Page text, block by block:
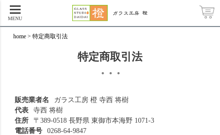
MENU
home 特定商取引法
特定商取引法
・・・
販売業者名
ガラス工房 橙 寺西 将樹
代表
寺西 将樹
住所
〒389-0518 長野県 東御市本海野 1071-3
電話番号
0268-64-9847